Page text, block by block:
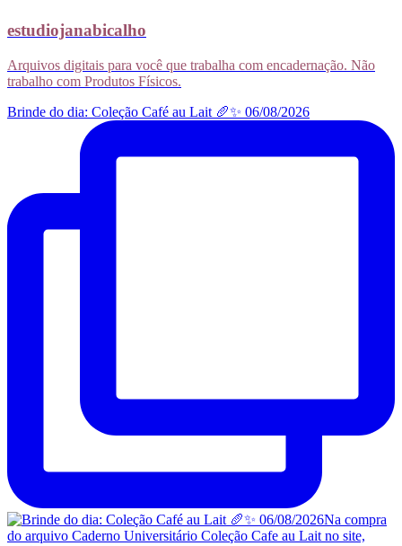
estudiojanabicalho
Arquivos digitais para você que trabalha com encadernação. Não
trabalho com Produtos Físicos.
Brinde do dia: Coleção Café au Lait 🥖✨ 06/08/2026